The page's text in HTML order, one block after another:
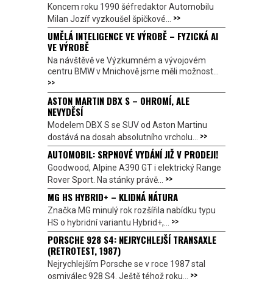
Koncem roku 1990 šéfredaktor Automobilu
Milan Jozíf vyzkoušel špičkové... >>
UMĚLÁ INTELIGENCE VE VÝROBĚ – FYZICKÁ AI
VE VÝROBĚ
Na návštěvě ve Výzkumném a vývojovém
centru BMW v Mnichově jsme měli možnost...
>>
ASTON MARTIN DBX S – OHROMÍ, ALE
NEVYDĚSÍ
Modelem DBX S se SUV od Aston Martinu
dostává na dosah absolutního vrcholu... >>
AUTOMOBIL: SRPNOVÉ VYDÁNÍ JIŽ V PRODEJI!
Goodwood, Alpine A390 GT i elektrický Range
Rover Sport. Na stánky právě... >>
MG HS HYBRID+ – KLIDNÁ NÁTURA
Značka MG minulý rok rozšířila nabídku typu
HS o hybridní variantu Hybrid+,... >>
PORSCHE 928 S4: NEJRYCHLEJŠÍ TRANSAXLE
(RETROTEST, 1987)
Nejrychlejším Porsche se v roce 1987 stal
osmiválec 928 S4. Ještě téhož roku... >>